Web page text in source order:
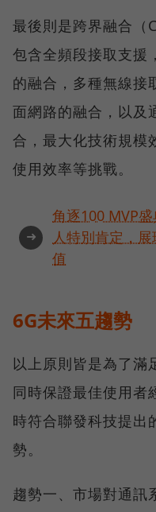
最後則是跨界融合
包含全頻段接取支援
的融合，多種無線接
面網路的融合，以及
合，最大化技術規模
使用效率等挑戰。
➜
角逐100 MVP
人特別肯定，
值
6G未來五趨勢
以上原則皆是為了滿
同時保證最佳使用者
時符合聯發科技提出
勢。
趨勢一、市場對通訊